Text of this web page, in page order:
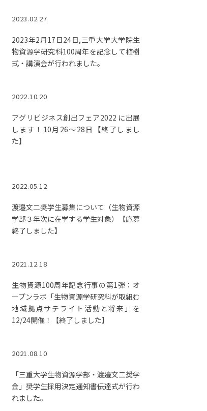
2023.02.27
2023年2月17日24日,三重大学大学院生
物資源学研究科100周年を記念して植樹
式・講演会が行われました。
2022.10.20
アグリビジネス創出フェア2022 に出展
します！10月26～28日【終了しまし
た】
2022.05.12
渡邉文二奨学生募集について（生物資源
学部３年次に在学する学生対象）【応募
終了しました】
2021.12.18
生物資源100周年記念行事の第1弾：オ
ープンラボ「生物資源学研究科が取組む
地域拠点サテライト活動と将来」を
12/24開催！【終了しました】
2021.08.10
「三重大学生物資源学部・渡邉文二奨学
金」奨学生採用決定通知書伝達式が行わ
れました。